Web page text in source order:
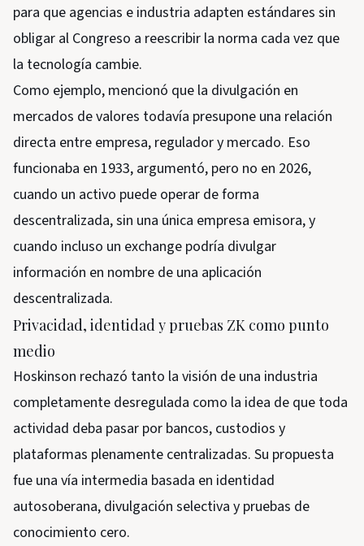
para que agencias e industria adapten estándares sin
obligar al Congreso a reescribir la norma cada vez que
la tecnología cambie.
Como ejemplo, mencionó que la divulgación en
mercados de valores todavía presupone una relación
directa entre empresa, regulador y mercado. Eso
funcionaba en 1933, argumentó, pero no en 2026,
cuando un activo puede operar de forma
descentralizada, sin una única empresa emisora, y
cuando incluso un exchange podría divulgar
información en nombre de una aplicación
descentralizada.
Privacidad, identidad y pruebas ZK como punto
medio
Hoskinson rechazó tanto la visión de una industria
completamente desregulada como la idea de que toda
actividad deba pasar por bancos, custodios y
plataformas plenamente centralizadas. Su propuesta
fue una vía intermedia basada en identidad
autosoberana, divulgación selectiva y pruebas de
conocimiento cero.